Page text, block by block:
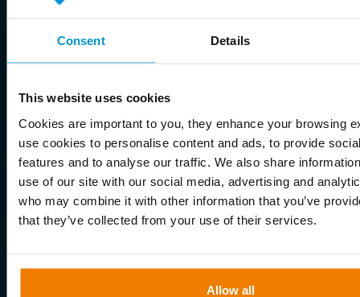
Consent Details
This website uses cookies
Cookies are important to you, they enhance your browsing
use cookies to personalise content and ads, to provide
features and to analyse our traffic. We also share
use of our site with our social media, advertising and
who may combine it with other information that you’ve
that they’ve collected from your use of their services.
Allow all